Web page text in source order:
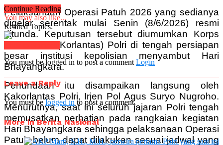
Pelaksanaan Operasi Patuh 2026 yang sedianya
digelar serentak mulai Senin (8/6/2026) resmi
ditunda. Keputusan tersebut diumumkan Korps
Lalu Lintas (Korlantas) Polri di tengah persiapan
besar institusi kepolisian menyambut Hari
Bhayangkara.
Penundaan itu disampaikan langsung oleh
Kakorlantas Polri, Irjen Pol Agus Suryo Nugroho.
Menurutnya, saat ini seluruh jajaran Polri tengah
memusatkan perhatian pada rangkaian kegiatan
Hari Bhayangkara sehingga pelaksanaan Operasi
Patuh belum dapat dilakukan sesuai jadwal yang
Continue Reading
You may also like...
Related Topics:
You must be logged in to post a comment Login
Leave a Reply
You must belogged in to post a comment.
More in Berita Nasional